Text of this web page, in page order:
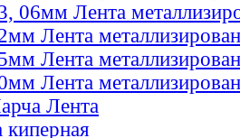
06мм Лента
Лента
Лента
Лента
Лента
киперная